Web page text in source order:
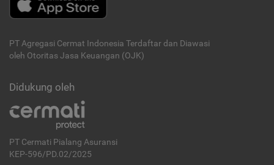
PT Agregasi Cermat Indonesia Terdaftar dan Diawasi
oleh Otoritas Jasa Keuangan (OJK)
Didukung oleh
PT Cermati Pialang Asuransi
KEP-596/PD.02/2025